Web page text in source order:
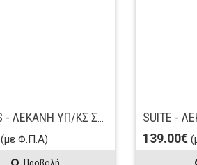
(με Φ.Π.Α) 139.00€